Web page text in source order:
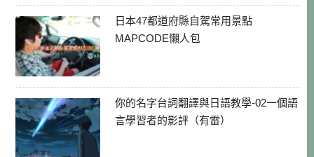
日本47都道府縣自駕常用景點
MAPCODE懶人包
你的名字台詞翻譯與日語教學-02一個語
言學習者的影評（有雷）